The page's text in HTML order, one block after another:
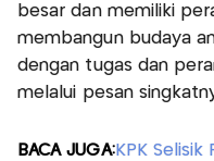
besar dan memiliki
membangun budaya
dengan tugas dan
melalui pesan
BACA JUGA:KPK